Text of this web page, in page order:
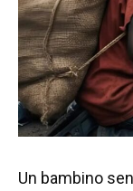
Un bambino